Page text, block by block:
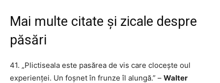
Mai multe citate și zicale despre
păsări
41. „Plictiseala este pasărea de vis care clocește oul
experienței. Un foșnet în frunze îl alungă.” – Walter